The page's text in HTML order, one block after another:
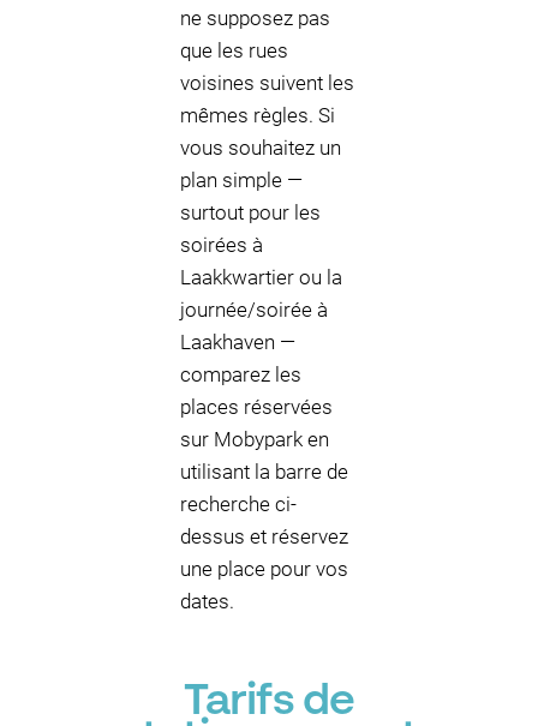
ne supposez pas
que les rues
voisines suivent les
mêmes règles. Si
vous souhaitez un
plan simple —
surtout pour les
soirées à
Laakkwartier ou la
journée/soirée à
Laakhaven —
comparez les
places réservées
sur Mobypark en
utilisant la barre de
recherche ci-
dessus et réservez
une place pour vos
dates.
Tarifs de